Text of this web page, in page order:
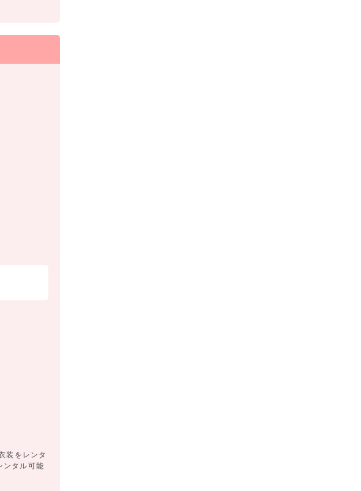
装をレンタ
ンタル可能